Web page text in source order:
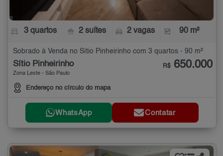
3 quartos 2 suítes 2 vagas 90 m²
Sobrado à Venda no Sítio Pinheirinho com 3 quartos - 90 m²
Sítio Pinheirinho
Zona Leste - São Paulo
Endereço no círculo do mapa
R$ 650.000
WhatsApp Contatar